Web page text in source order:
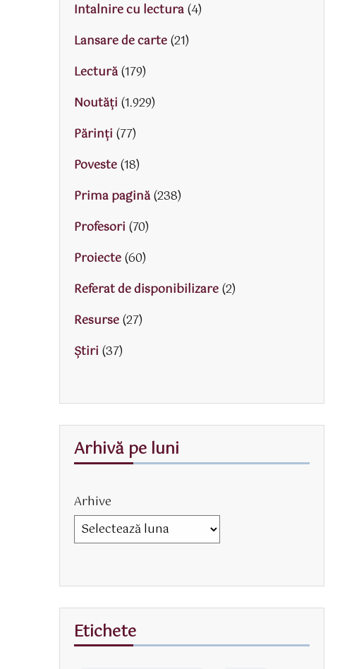
Intalnire cu lectura(4)
Lansare de carte(21)
Lectură(179)
Noutăți (1.929)
Părinţi (77)
Poveste(18)
Prima pagină(238)
Profesori (70)
Proiecte(60)
Referat de disponibilizare(2)
Resurse(27)
Știri (37)
Arhivă pe luni
Arhive
Etichete